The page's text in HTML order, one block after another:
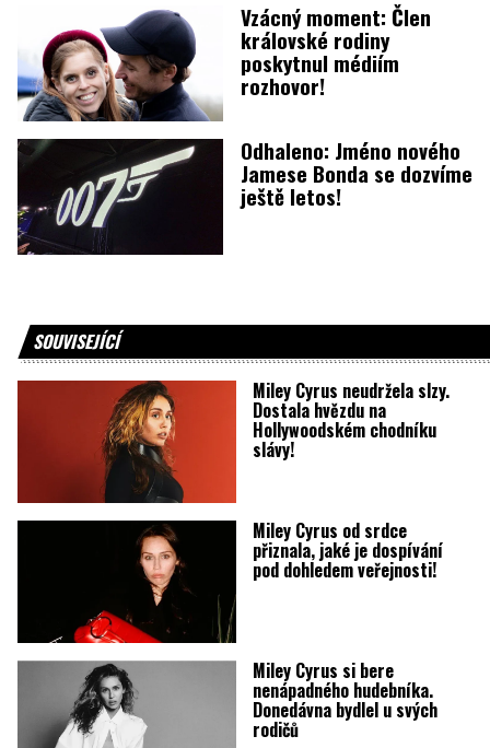
Vzácný moment: Člen
královské rodiny
poskytnul médiím
rozhovor!
Odhaleno: Jméno nového
Jamese Bonda se dozvíme
ještě letos!
SOUVISEJÍCÍ
Miley Cyrus neudržela slzy.
Dostala hvězdu na
Hollywoodském chodníku
slávy!
Miley Cyrus od srdce
přiznala, jaké je dospívání
pod dohledem veřejnosti!
Miley Cyrus si bere
nenápadného hudebníka.
Donedávna bydlel u svých
rodičů